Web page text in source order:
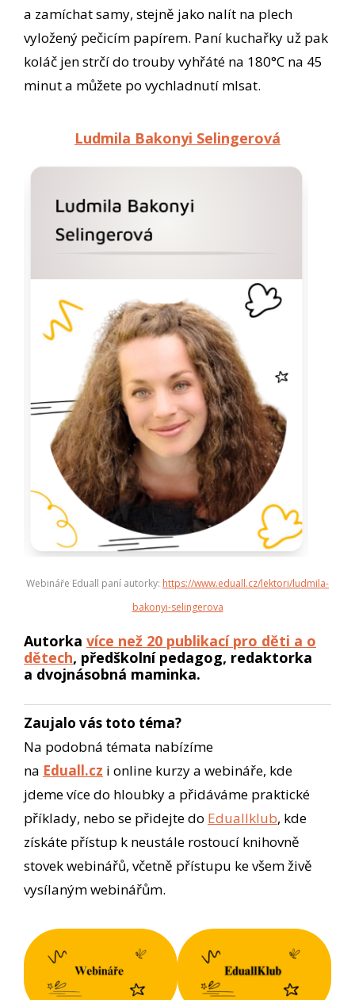
a zamíchat samy, stejně jako nalít na plech
vyložený pečicím papírem. Paní kuchařky už pak
koláč jen strčí do trouby vyhřáté na 180°C na 45
minut a můžete po vychladnutí mlsat.
Ludmila Bakonyi Selingerová
Webináře Eduall paní autorky: https://www.eduall.cz/lektori/ludmila-
bakonyi-selingerova
Autorka více než 20 publikací pro děti a o
dětech, předškolní pedagog, redaktorka
a dvojnásobná maminka.
Zaujalo vás toto téma?
Na podobná témata nabízíme
na Eduall.cz i online kurzy a webináře, kde
jdeme více do hloubky a přidáváme praktické
příklady, nebo se přidejte do Eduallklub, kde
získáte přístup k neustále rostoucí knihovně
stovek webinářů, včetně přístupu ke všem živě
vysílaným webinářům.